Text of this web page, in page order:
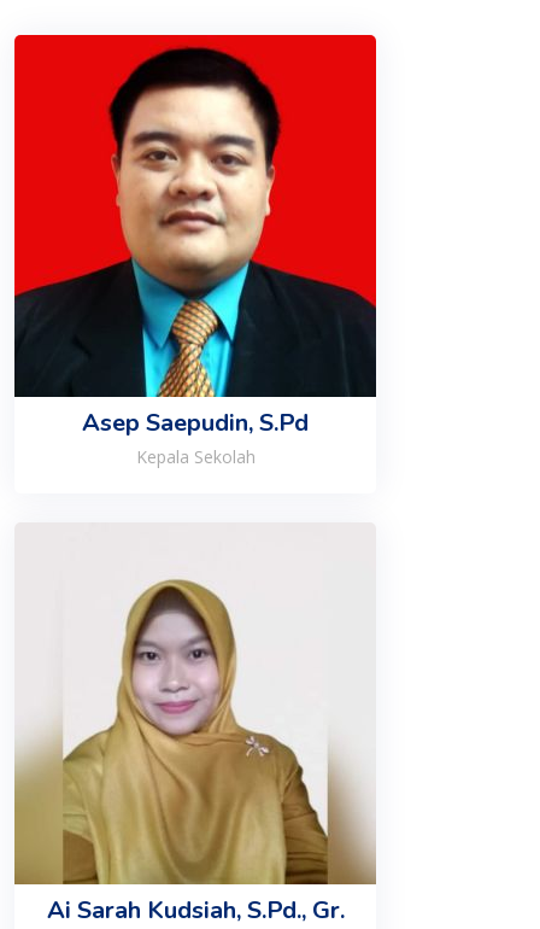
Asep Saepudin, S.Pd
Kepala Sekolah
Ai Sarah Kudsiah, S.Pd., Gr.